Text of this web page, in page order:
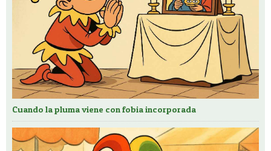
Cuando la pluma viene con fobia incorporada